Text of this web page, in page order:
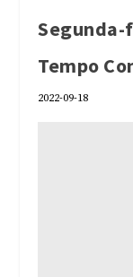
Segunda-
Tempo
2022-09-18